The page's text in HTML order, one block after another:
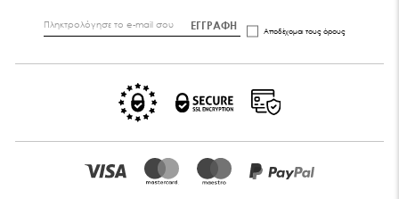
ΕΓΓΡΑΦΗ Αποδέχομαι τους όρους